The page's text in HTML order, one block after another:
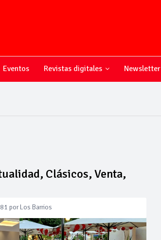
Eventos Revistas digitales Newsletter
Clásicos, Venta,
por Los Barrios
manos de Cadimar